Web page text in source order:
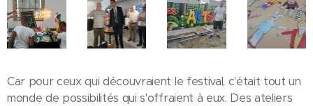
Car pour ceux qui découvraient le festival, c'était tout un
monde de possibilités qui s'offraient à eux. Des ateliers